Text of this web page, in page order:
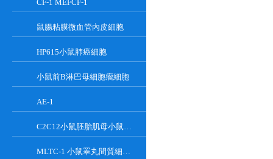
CF-1 MEFCF-1
鼠腸粘膜微血管內皮細胞
HP615小鼠肺癌細胞
小鼠前B淋巴母細胞瘤細胞
AE-1
C2C12小鼠胚胎肌母小鼠胚胎肌母細胞
MLTC-1 小鼠睪丸間質細胞瘤細胞系